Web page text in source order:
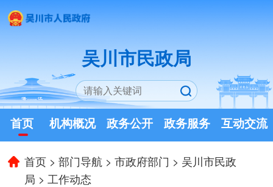
吴川市民政局
首页 机构概况 政务公开 政务服务 互动交流
首页 >部门导航 >市政府部门 > 吴川市民政
局 > 工作动态